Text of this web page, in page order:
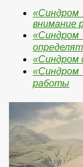
«Синдром
внимание
«Синдром
«Синдром
работы